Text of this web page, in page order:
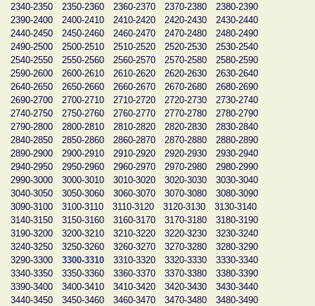
2340-2350
2350-2360 2360-2370 2370-2380
2380-2390
2390-2400
2400-2410 2410-2420 2420-2430
2430-2440
2440-2450
2450-2460 2460-2470 2470-2480
2480-2490
2490-2500
2500-2510 2510-2520 2520-2530
2530-2540
2540-2550
2550-2560 2560-2570 2570-2580
2580-2590
2590-2600
2600-2610 2610-2620 2620-2630
2630-2640
2640-2650
2650-2660 2660-2670 2670-2680
2680-2690
2690-2700
2700-2710 2710-2720 2720-2730
2730-2740
2740-2750
2750-2760 2760-2770 2770-2780
2780-2790
2790-2800
2800-2810 2810-2820 2820-2830
2830-2840
2840-2850
2850-2860 2860-2870 2870-2880
2880-2890
2890-2900
2900-2910 2910-2920 2920-2930
2930-2940
2940-2950
2950-2960 2960-2970 2970-2980
2980-2990
2990-3000
3000-3010 3010-3020 3020-3030
3030-3040
3040-3050
3050-3060 3060-3070 3070-3080
3080-3090
3090-3100
3100-3110 3110-3120 3120-3130
3130-3140
3140-3150
3150-3160 3160-3170 3170-3180
3180-3190
3190-3200
3200-3210 3210-3220 3220-3230
3230-3240
3240-3250
3250-3260 3260-3270 3270-3280
3280-3290
3290-3300
3300-3310 3310-3320 3320-3330
3330-3340
3340-3350
3350-3360 3360-3370 3370-3380
3380-3390
3390-3400
3400-3410 3410-3420 3420-3430
3430-3440
3440-3450
3450-3460 3460-3470 3470-3480
3480-3490